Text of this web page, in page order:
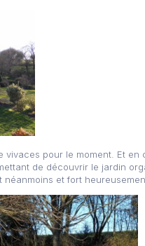
pour le moment. Et
de découvrir le jardin
et fort